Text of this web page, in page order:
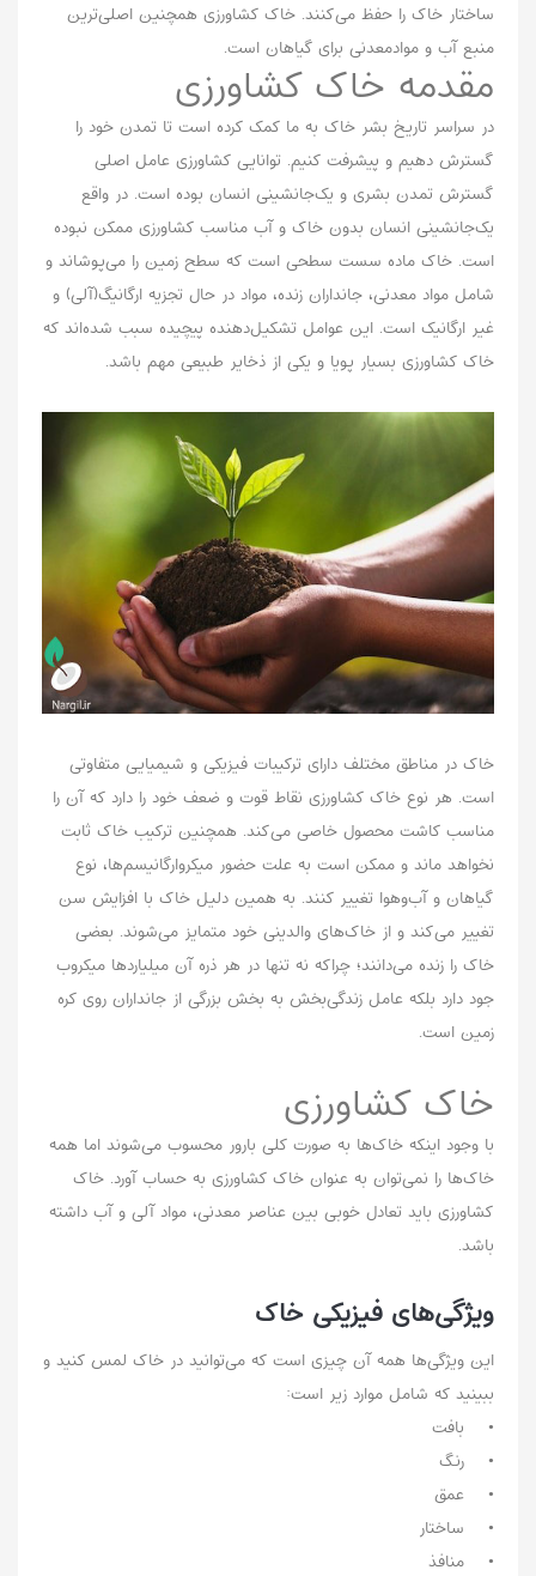
ساختار خاک را حفظ می‌کنند. خاک کشاورزی همچنین اصلی‌ترین
منبع آب و مواد‌معدنی برای گیاهان است.
مقدمه خاک کشاورزی
در سراسر تاریخ بشر خاک به ما کمک کرده است تا تمدن‌ خود را
گسترش دهیم و پیشرفت کنیم. توانایی کشاورزی عامل اصلی
گسترش تمدن بشری و یک‌جانشینی انسان بوده است. در واقع
یک‌جا‌نشینی انسان بدون خاک و آب مناسب کشاورزی ممکن نبوده
است. خاک ماده سست سطحی است که سطح زمین را می‌پوشاند و
شامل مواد معدنی، جانداران زنده، مواد در حال تجزیه ارگانیگ(آلی) و
غیر ارگانیک است. این عوامل تشکیل‌دهنده پیچیده سبب شده‌اند که
خاک کشاورزی بسیار پویا و یکی از ذخایر طبیعی مهم باشد.
خاک‌ در مناطق مختلف دارای ترکیبات فیزیکی و شیمیایی متفاوتی
است. هر نوع خاک کشاورزی نقاط قوت و ضعف خود را دارد که آن‌ را
مناسب کاشت محصول خاصی می‌کند. همچنین ترکیب خاک ثابت
نخواهد ماند و ممکن است به علت حضور میکروارگانیسم‌ها، نوع
گیاهان و آب‌وهوا تغییر کنند. به همین دلیل خاک با افزایش سن
تغییر می‌کند ‌و از خاک‌های والدینی خود متمایز می‌شوند. بعضی
خاک را زنده می‌دانند؛ چراکه نه تنها در هر ذره آن میلیارد‌ها میکروب
جود دارد بلکه عامل زندگی‌بخش به بخش بزرگی از جانداران روی کره
زمین است.
خاک کشاورزی
با وجود اینکه خاک‌ها به صورت کلی بارور محسوب می‌شوند اما همه
خاک‌ها را نمی‌توان به عنوان خاک کشاورزی به حساب آورد. خاک
کشاورزی باید تعادل خوبی بین عناصر معدنی، مواد آلی و آب داشته
باشد.
ویژگی‌های فیزیکی خاک
این ویژگی‌ها همه آن چیزی است که می‌توانید در خاک لمس کنید و
ببینید که شامل موارد زیر است:
• بافت
• رنگ
• عمق
• ساختار
• منافذ